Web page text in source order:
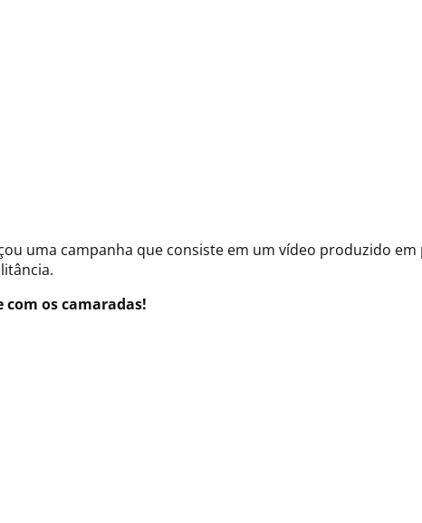
uma campanha que consiste em um vídeo produzido
os camaradas!